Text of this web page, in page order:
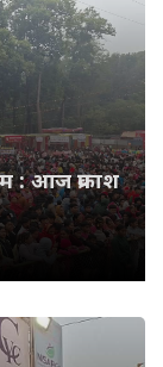
: आज प्रकाश